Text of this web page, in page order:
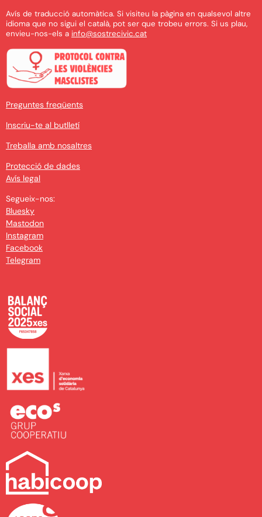
Avís de traducció automàtica. Si visiteu la pàgina en qualsevol altre
idioma que no sigui el català, pot ser que trobeu errors. Si us plau,
envieu-nos-els a info@sostrecivic.cat
Preguntes freqüents
Inscriu-te al butlletí
Treballa amb nosaltres
Protecció de dades
Avís legal
Segueix-nos:
Bluesky
Mastodon
Instagram
Facebook
Telegram